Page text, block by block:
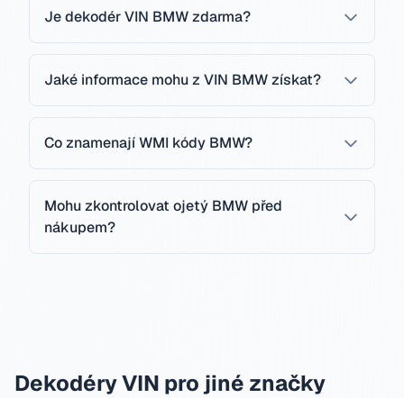
Je dekodér VIN BMW zdarma?
Jaké informace mohu z VIN BMW získat?
Co znamenají WMI kódy BMW?
Mohu zkontrolovat ojetý BMW před
nákupem?
Dekodéry VIN pro jiné značky